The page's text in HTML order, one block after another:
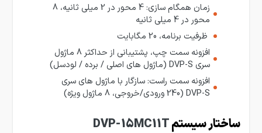
زمان همگام سازی: 4 محور در 2 میلی ثانیه، 8
محور در 4 میلی ثانیه
ظرفیت برنامه، 20 مگابایت
افزونه سمت چپ، پشتیبانی از حداکثر 8 ماژول
سری DVP-S (ماژول های اصلی / برده / لودسل)
افزونه سمت راست: سازگار با ماژول های سری
DVP-S (240 ورودی/خروجی، 8 ماژول ویژه)
ساختار سیستمDVP-15MC11T